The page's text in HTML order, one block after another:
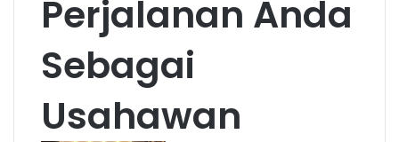
Perjalanan Anda
Sebagai
Usahawan